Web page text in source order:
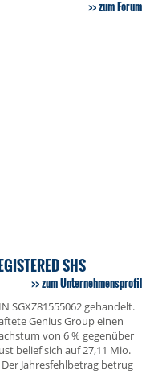
zum Forum
SHS
zum Unternehmensprofil
SGXZ81555062 gehandelt.
Genius Group einen
von 6 % gegenüber
belief sich auf 27,11 Mio.
Jahresfehlbetrag betrug